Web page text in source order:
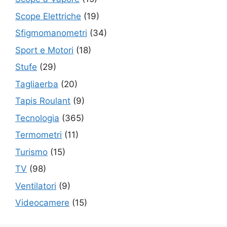
Scope Elettriche (19)
Sfigmomanometri (34)
Sport e Motori (18)
Stufe (29)
Tagliaerba (20)
Tapis Roulant (9)
Tecnologia (365)
Termometri (11)
Turismo (15)
TV (98)
Ventilatori (9)
Videocamere (15)